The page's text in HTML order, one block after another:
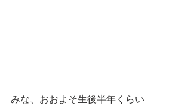
みな、おおよそ生後半年くらい